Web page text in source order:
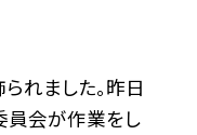
れました。昨日
会が作業をし